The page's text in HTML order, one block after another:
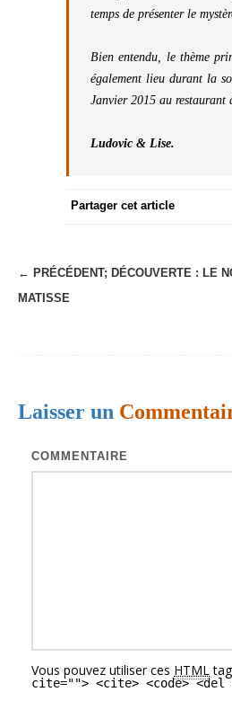
temps de présenter le
Bien entendu, le thème
également lieu durant la
Janvier 2015 au restaurant
Ludovic & Lise.
Partager cet article
N
a
a
← PRÉCÉDENT; DÉCOUVERTE : LE
MATISSE
Laisser un
COMMENTAIRE
Vous pouvez utiliser ces HTML
cite=""> <cite> <code> <del